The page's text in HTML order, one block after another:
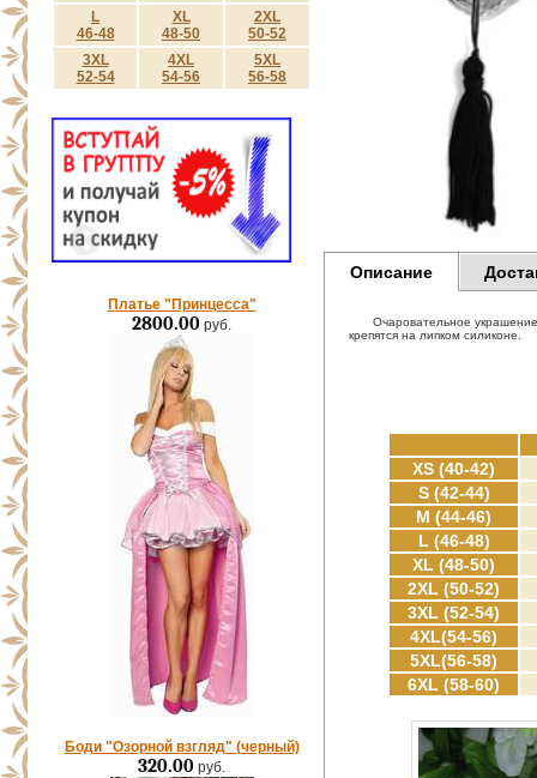
L
46-48
XL
48-50
2XL
50-52
3XL
52-54
4XL
54-56
5XL
56-58
Платье "Принцесса"
2800.00 руб.
Боди "Озорной взгляд" (черный)
320.00 руб.
Описание
Очаровательное
крепятся на липком силиконе.
XS (40-42)
S (42-44)
M (44-46)
L (46-48)
XL (48-50)
2XL (50-52)
3XL (52-54)
4XL(54-56)
5XL(56-58)
6XL (58-60)